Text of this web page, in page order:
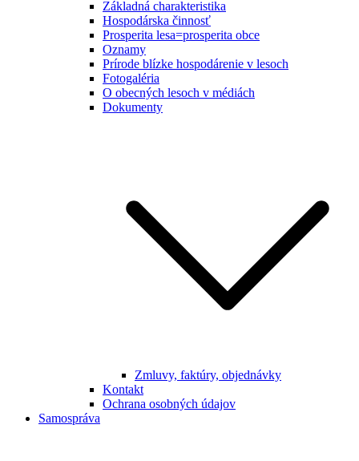
Základná charakteristika
Hospodárska činnosť
Prosperita lesa=prosperita obce
Oznamy
Prírode blízke hospodárenie v lesoch
Fotogaléria
O obecných lesoch v médiách
Dokumenty
Zmluvy, faktúry, objednávky
Kontakt
Ochrana osobných údajov
Samospráva